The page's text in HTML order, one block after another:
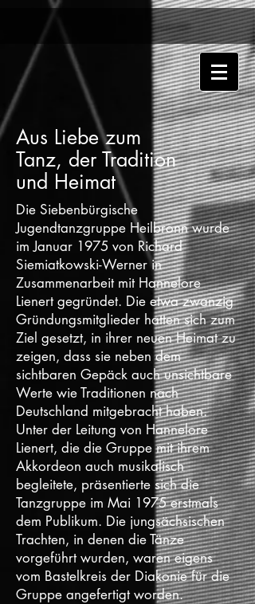
Aus Liebe zum
Tanz, der Tradition
und Heimat
Die Siebenbürgische
Jugendtanzgruppe Heilbronn wurde
im Januar 1975 von Richard
Siemiatkowski-Werner in
Zusammenarbeit mit Hannelore
Lienert gegründet. Die etwa zwanzig
Gründungsmitglieder hatten sich zum
Ziel gesetzt, in ihrer neuen Heimat zu
zeigen, dass sie neben dem
sichtbaren Gepäck auch unsichtbare
Werte wie Traditionen nach
Deutschland mitgebracht haben.
Unter der Leitung von Hannelore
Lienert, die die Gruppe mit ihrem
Akkordeon auch musikalisch
begleitete, präsentierte sich die
Tanzgruppe im Mai 1975 erstmals
dem Publikum. Die jungsächsischen
Trachten, in denen die Tänze
vorgeführt wurden, waren eigens
vom Bastelkreis der Diakonie für die
Gruppe angefertigt worden.